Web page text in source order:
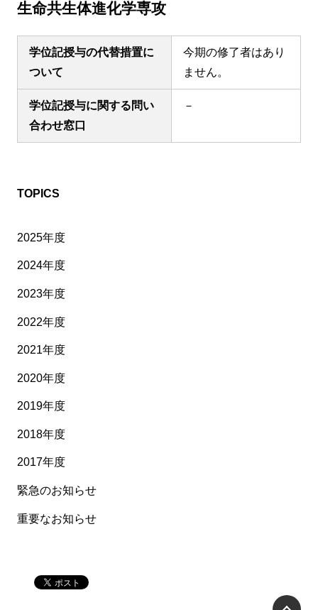
生命共生体進化学専攻
学位記授与の代替措置に
ついて
今期の修了者はあり
ません。
学位記授与に関する問い
合わせ窓口
－
TOPICS
2025年度
2024年度
2023年度
2022年度
2021年度
2020年度
2019年度
2018年度
2017年度
緊急のお知らせ
重要なお知らせ